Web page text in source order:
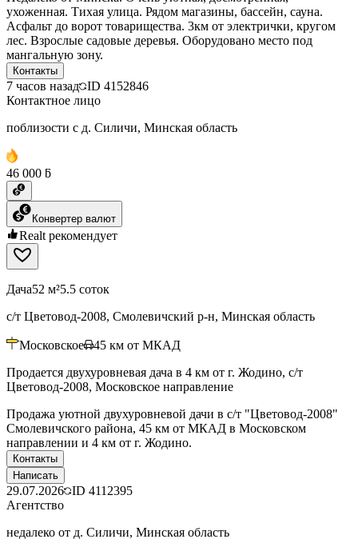
ухоженная. Тихая улица. Рядом магазины, бассейн, сауна.
Асфальт до ворот товарищества. 3км от электрички, кругом
лес. Взрослые садовые деревья. Оборудовано место под
мангальную зону.
Контакты
7 часов назад ID 4152846
Контактное лицо
поблизости с д. Силичи, Минская область
46 000 ƃ
Конвертер валют
Realt рекомендует
Дача52 м²5.5 соток
с/т Цветовод-2008, Смолевичский р-н, Минская область
Московское 45 км от МКАД
Продается двухуровневая дача в 4 км от г. Жодино, с/т
Цветовод-2008, Московское направление
Продажа уютной двухуровневой дачи в с/т "Цветовод-2008"
Смолевичского района, 45 км от МКАД в Московском
направлении и 4 км от г. Жодино.
Контакты
Написать
29.07.2026 ID 4112395
Агентство
недалеко от д. Силичи, Минская область